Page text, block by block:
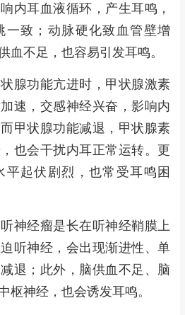
内耳血液循环，产生耳鸣，
一致；动脉硬化致血管壁增
血不足，也容易引发耳鸣。
功能亢进时，甲状腺激素
速，交感神经兴奋，影响内
甲状腺功能减退，甲状腺素
也会干扰内耳正常运转。更
平起伏剧烈，也常受耳鸣困
经瘤是长在听神经鞘膜上
听神经，会出现渐进性、单
退；此外，脑供血不足、脑
枢神经，也会诱发耳鸣。